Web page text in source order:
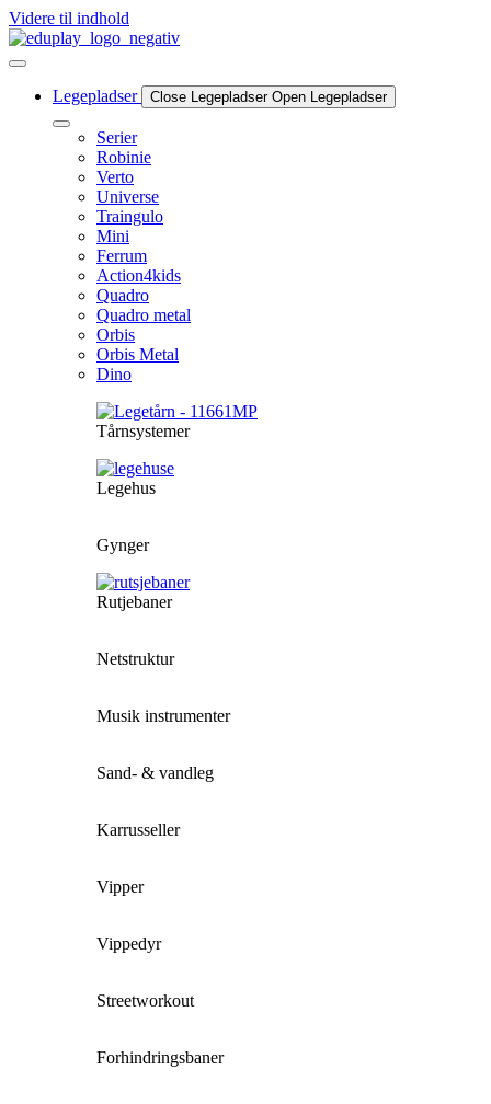
Videre til indhold
Legepladser Close Legepladser Open Legepladser
Serier
Robinie
Verto
Universe
Traingulo
Mini
Ferrum
Action4kids
Quadro
Quadro metal
Orbis
Orbis Metal
Dino
Tårnsystemer
Legehus
Gynger
Rutjebaner
Netstruktur
Musik instrumenter
Sand- & vandleg
Karrusseller
Vipper
Vippedyr
Streetworkout
Forhindringsbaner